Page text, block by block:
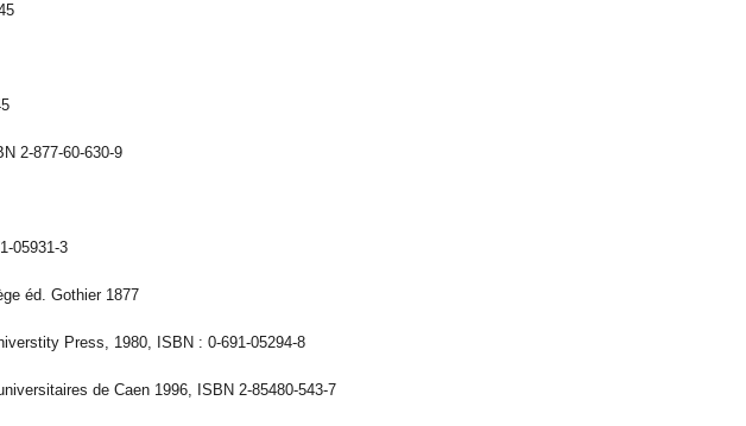
2-877-60-630-9
05931-3
éd. Gothier 1877
Press, 1980, ISBN : 0-691-05294-8
de Caen 1996, ISBN 2-85480-543-7